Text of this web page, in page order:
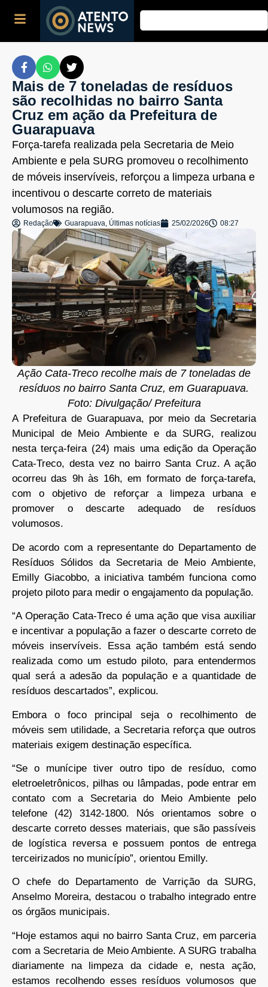
Mais de 7 toneladas de resíduos
são recolhidas no bairro Santa
Cruz em ação da Prefeitura de
Guarapuava
Força-tarefa realizada pela Secretaria de Meio
Ambiente e pela SURG promoveu o recolhimento
de móveis inservíveis, reforçou a limpeza urbana e
incentivou o descarte correto de materiais
volumosos na região.
Redação Guarapuava, Últimas notícias 25/02/2026 08:27
Ação Cata-Treco recolhe mais de 7 toneladas de
resíduos no bairro Santa Cruz, em Guarapuava.
Foto: Divulgação/ Prefeitura
A Prefeitura de Guarapuava, por meio da Secretaria
Municipal de Meio Ambiente e da SURG, realizou
nesta terça-feira (24) mais uma edição da Operação
Cata-Treco, desta vez no bairro Santa Cruz. A ação
ocorreu das 9h às 16h, em formato de força-tarefa,
com o objetivo de reforçar a limpeza urbana e
promover o descarte adequado de resíduos
volumosos.
De acordo com a representante do Departamento de
Resíduos Sólidos da Secretaria de Meio Ambiente,
Emilly Giacobbo, a iniciativa também funciona como
projeto piloto para medir o engajamento da população.
“A Operação Cata-Treco é uma ação que visa auxiliar
e incentivar a população a fazer o descarte correto de
móveis inservíveis. Essa ação também está sendo
realizada como um estudo piloto, para entendermos
qual será a adesão da população e a quantidade de
resíduos descartados”, explicou.
Embora o foco principal seja o recolhimento de
móveis sem utilidade, a Secretaria reforça que outros
materiais exigem destinação específica.
“Se o munícipe tiver outro tipo de resíduo, como
eletroeletrônicos, pilhas ou lâmpadas, pode entrar em
contato com a Secretaria do Meio Ambiente pelo
telefone (42) 3142-1800. Nós orientamos sobre o
descarte correto desses materiais, que são passíveis
de logística reversa e possuem pontos de entrega
terceirizados no município”, orientou Emilly.
O chefe do Departamento de Varrição da SURG,
Anselmo Moreira, destacou o trabalho integrado entre
os órgãos municipais.
“Hoje estamos aqui no bairro Santa Cruz, em parceria
com a Secretaria de Meio Ambiente. A SURG trabalha
diariamente na limpeza da cidade e, nesta ação,
estamos recolhendo esses resíduos volumosos que